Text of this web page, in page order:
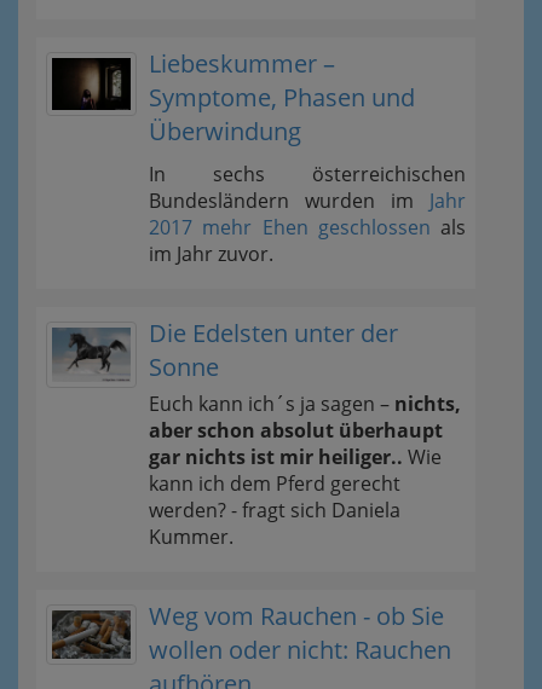
Liebeskummer –
Symptome, Phasen und
Überwindung
In sechs österreichischen
Bundesländern wurden im Jahr
2017 mehr Ehen geschlossen als
im Jahr zuvor.
Die Edelsten unter der
Sonne
Euch kann ich´s ja sagen – nichts,
aber schon absolut überhaupt
gar nichts ist mir heiliger.. Wie
kann ich dem Pferd gerecht
werden? - fragt sich Daniela
Kummer.
Weg vom Rauchen - ob Sie
wollen oder nicht: Rauchen